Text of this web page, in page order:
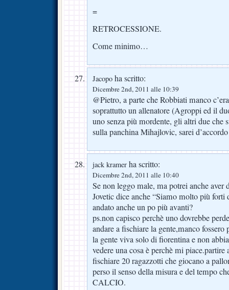
=
RETROCESSIONE.
Come minimo…
Jacopo ha scritto:
Dicembre 2nd, 2011 alle 10:39
@Pietro, a parte che Robbiati manco
soprattutto un allenatore (Agroppi ed il
uno senza più mordente, gli altri due che
sulla panchina Mihajlovic, sarei
jack kramer ha scritto:
Dicembre 2nd, 2011 alle 10:40
Se non leggo male, ma potrei anche aver
Jovetic dice anche “Siamo molto più forti
andato anche un po più avanti?
ps.non capisco perchè uno dovrebbe
andare a fischiare la gente,manco
la gente viva solo di fiorentina e non
vedere una cosa è perchè mi piace.partire
fischiare 20 ragazzotti che giocano a
perso il senso della misura e del tempo
CALCIO.